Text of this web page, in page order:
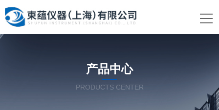
产品中心
PRODUCTS CENTER